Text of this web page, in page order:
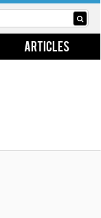
ARTICLES